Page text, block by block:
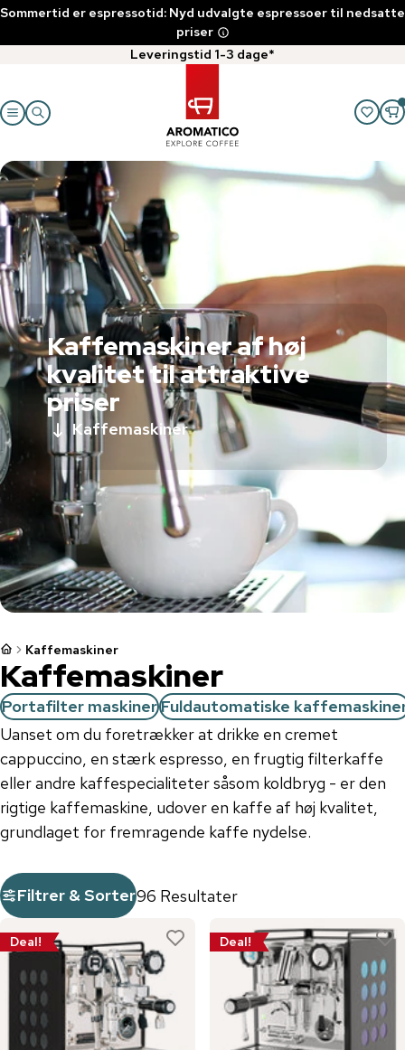
Sommertid er espressotid: Nyd udvalgte espressoer til nedsatte
priser
Leveringstid 1-3 dage*
Kaffemaskiner af høj
kvalitet til attraktive
priser
Kaffemaskiner
Kaffemaskiner
Kaffemaskiner
Portafilter maskinerFuldautomatiske
Uanset om du foretrækker at drikke en cremet
cappuccino, en stærk espresso, en frugtig filterkaffe
eller andre kaffespecialiteter såsom koldbryg - er den
rigtige kaffemaskine, udover en kaffe af høj kvalitet,
grundlaget for fremragende kaffe nydelse.
Filtrer & Sorter96 Resultater
Deal! Deal!